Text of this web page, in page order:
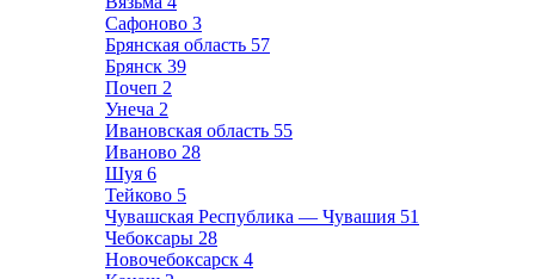
Сафоново 3
Брянская область 57
Брянск 39
Почеп 2
Унеча 2
Ивановская область 55
Иваново 28
Шуя 6
Тейково 5
Чувашская Республика — Чувашия 51
Чебоксары 28
Новочебоксарск 4